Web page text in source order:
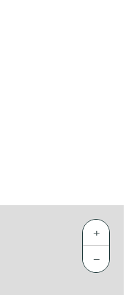
+
−